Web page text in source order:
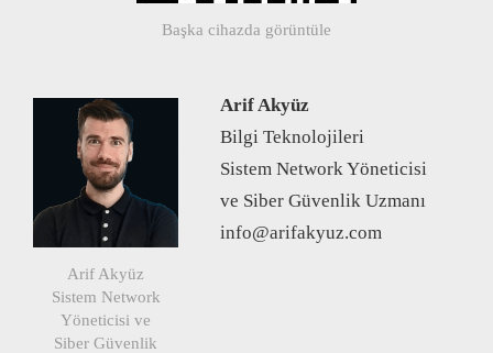
Başka cihazda görüntüle
Arif Akyüz
Sistem Network
Yöneticisi ve
Siber Güvenlik
Arif Akyüz
Bilgi Teknolojileri
Sistem Network Yöneticisi
ve Siber Güvenlik Uzmanı
info@arifakyuz.com